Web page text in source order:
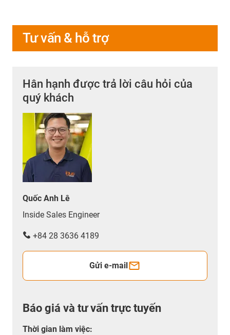
Tư vấn & hỗ trợ
Hân hạnh được trả lời câu hỏi của
quý khách
Quốc Anh Lê
Inside Sales Engineer
+84 28 3636 4189
Gửi e-mail
Báo giá và tư vấn trực tuyến
Thời gian làm việc: